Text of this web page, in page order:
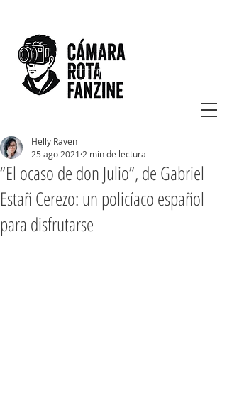
“El ocaso de don Julio”, de Gabriel
Estañ Cerezo: un policíaco español
para disfrutarse
Helly Raven
25 ago 2021 2 min de lectura